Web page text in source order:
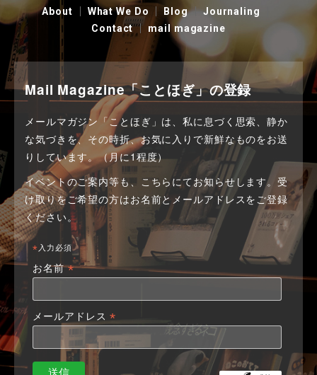
About What We Do Blog
Journaling
Contact
mail magazine
Mail Magazine「ことほぎ」の登録
メールマガジン「ことほぎ」は、私に息づく思索、静か
な気づきを、その時折、お気に入りで新鮮なものをお送
りしています。（月に1程度）
イベントのご案内等も、こちらにてお知らせします。受
け取りをご希望の方はお名前とメールアドレスをご登録
ください。
* 入力必須
お名前*
メールアドレス*